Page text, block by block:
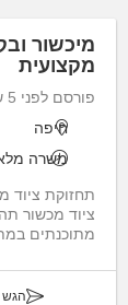
מיכשור
מקצועית
פורסם לפני 5 שעות
חיפה
משרה
מתוכנתים במתקנים. 3. תחזוקת
הגש